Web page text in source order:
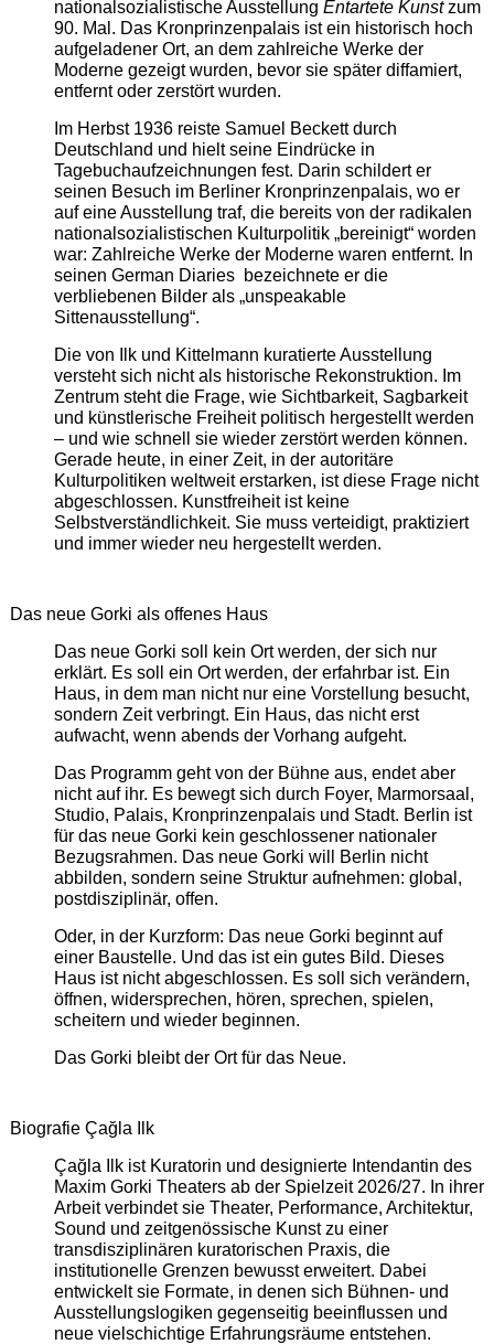
nationalsozialistische Ausstellung Entartete Kunstzum
90. Mal. Das Kronprinzenpalais ist ein historisch hoch
aufgeladener Ort, an dem zahlreiche Werke der
Moderne gezeigt wurden, bevor sie später diffamiert,
entfernt oder zerstört wurden.
Im Herbst 1936 reiste Samuel Beckett durch
Deutschland und hielt seine Eindrücke in
Tagebuchaufzeichnungen fest. Darin schildert er
seinen Besuch im Berliner Kronprinzenpalais, wo er
auf eine Ausstellung traf, die bereits von der radikalen
nationalsozialistischen Kulturpolitik „bereinigt“ worden
war: Zahlreiche Werke der Moderne waren entfernt. In
seinen German Diaries bezeichnete er die
verbliebenen Bilder als „unspeakable
Sittenausstellung“.
Die von Ilk und Kittelmann kuratierte Ausstellung
versteht sich nicht als historische Rekonstruktion. Im
Zentrum steht die Frage, wie Sichtbarkeit, Sagbarkeit
und künstlerische Freiheit politisch hergestellt werden
– und wie schnell sie wieder zerstört werden können.
Gerade heute, in einer Zeit, in der autoritäre
Kulturpolitiken weltweit erstarken, ist diese Frage nicht
abgeschlossen. Kunstfreiheit ist keine
Selbstverständlichkeit. Sie muss verteidigt, praktiziert
und immer wieder neu hergestellt werden.
Das neue Gorki als offenes Haus
Das neue Gorki soll kein Ort werden, der sich nur
erklärt. Es soll ein Ort werden, der erfahrbar ist. Ein
Haus, in dem man nicht nur eine Vorstellung besucht,
sondern Zeit verbringt. Ein Haus, das nicht erst
aufwacht, wenn abends der Vorhang aufgeht.
Das Programm geht von der Bühne aus, endet aber
nicht auf ihr. Es bewegt sich durch Foyer, Marmorsaal,
Studio, Palais, Kronprinzenpalais und Stadt. Berlin ist
für das neue Gorki kein geschlossener nationaler
Bezugsrahmen. Das neue Gorki will Berlin nicht
abbilden, sondern seine Struktur aufnehmen: global,
postdisziplinär, offen.
Oder, in der Kurzform: Das neue Gorki beginnt auf
einer Baustelle. Und das ist ein gutes Bild. Dieses
Haus ist nicht abgeschlossen. Es soll sich verändern,
öffnen, widersprechen, hören, sprechen, spielen,
scheitern und wieder beginnen.
Das Gorki bleibt der Ort für das Neue.
Biografie Çağla Ilk
Çağla Ilk ist Kuratorin und designierte Intendantin des
Maxim Gorki Theaters ab der Spielzeit 2026/27. In ihrer
Arbeit verbindet sie Theater, Performance, Architektur,
Sound und zeitgenössische Kunst zu einer
transdisziplinären kuratorischen Praxis, die
institutionelle Grenzen bewusst erweitert. Dabei
entwickelt sie Formate, in denen sich Bühnen- und
Ausstellungslogiken gegenseitig beeinflussen und
neue vielschichtige Erfahrungsräume entstehen.